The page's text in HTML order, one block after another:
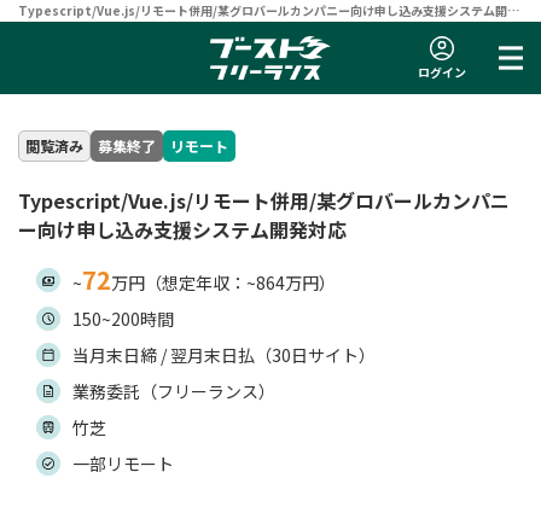
Typescript/Vue.js/リモート併用/某グロバールカンパニー向け申し込み支援システム開発
対応 | フリーランスエンジニア向け案件サイト 【ブーストフリーランス】
ログイン
閲覧済み 募集終了 リモート
Typescript/Vue.js/リモート併用/某グロバールカンパニ
ー向け申し込み支援システム開発対応
~72万円（想定年収：~864万円）
150~200時間
当月末日締 / 翌月末日払（30日サイト）
業務委託（フリーランス）
竹芝
一部リモート